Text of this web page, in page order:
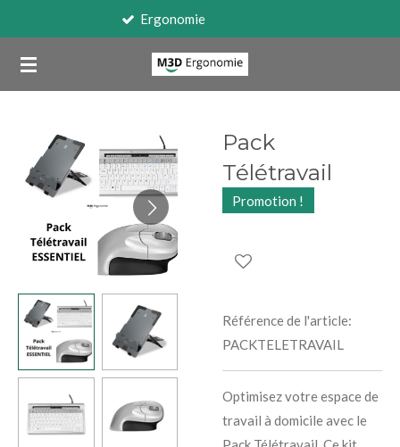
contenu
principal
Pack
Télétravail
Promotion !
Référence de l'article:
PACKTELETRAVAIL
Optimisez votre espace de
travail à domicile avec le